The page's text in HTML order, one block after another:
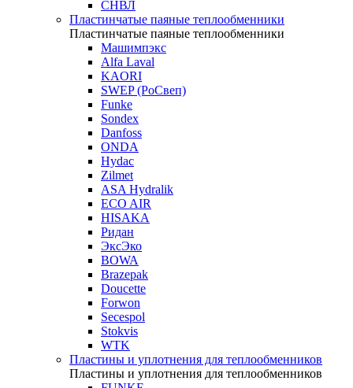
СНВЛ
Пластинчатые паяные теплообменники
Пластинчатые паяные теплообменники
Машимпэкс
Alfa Laval
KAORI
SWEP (РоСвеп)
Funke
Sondex
Danfoss
ONDA
Hydac
Zilmet
ASA Hydralik
ECO AIR
HISAKA
Ридан
ЭксЭко
BOWA
Brazepak
Doucette
Forwon
Secespol
Stokvis
WTK
Пластины и уплотнения для теплообменников
Пластины и уплотнения для теплообменников